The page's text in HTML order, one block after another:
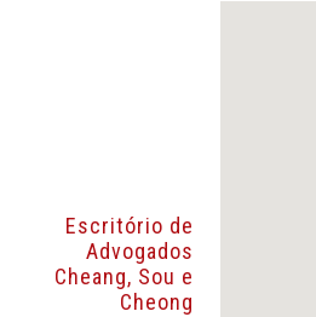
Escritório de
Advogados
Cheang, Sou e
Cheong